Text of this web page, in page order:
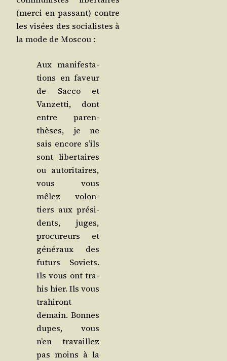
(mer­ci en pas­sant) contre
les visées des socia­listes à
la mode de Moscou :
Aux mani­fes­ta­
tions en faveur
de Sac­co et
Van­zet­ti, dont
entre paren­
thèses, je ne
sais encore s’ils
sont liber­taires
ou auto­ri­taires,
vous vous
mêlez volon­
tiers aux pré­si­
dents, juges,
pro­cu­reurs et
géné­raux des
futurs Soviets.
Ils vous ont tra­
his hier. Ils vous
tra­hi­ront
demain. Bonnes
dupes, vous
n’en tra­vaillez
pas moins à la